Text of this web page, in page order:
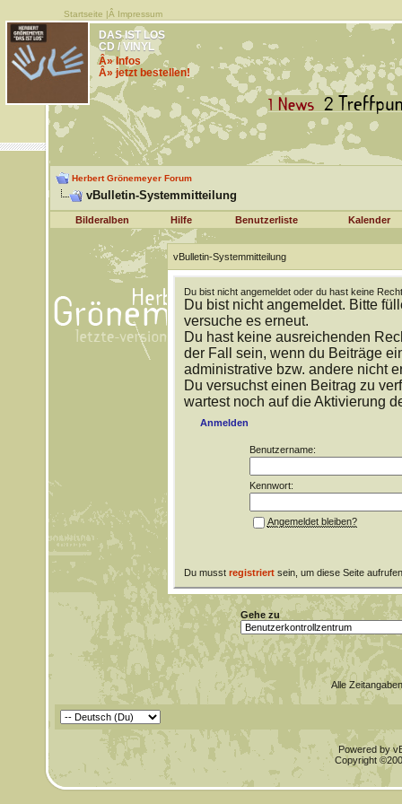
Startseite |Â Impressum
DAS IST LOS
CD / VINYL
Â» Infos
Â» jetzt bestellen!
Herbert Grönemeyer Forum
vBulletin-Systemmitteilung
Bilderalben Hilfe Benutzerliste Kalender
vBulletin-Systemmitteilung
Du bist nicht angemeldet oder du hast keine
Du bist nicht angemeldet. Bitte
versuche es erneut.
Du hast keine ausreichenden
der Fall sein, wenn du Beiträge
administrative bzw. andere nicht
Du versuchst einen Beitrag zu
wartest noch auf die Aktivierung
Anmelden
Benutzername:
Kennwort:
Angemeldet bleiben?
Du musst registriertsein, um diese Seite
Gehe zu
Alle
Powered by
Copyright